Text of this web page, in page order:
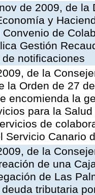
de 2009, de
y
de
Gestión
notificaciones
de la
la Orden de 27
encomienda la
para la
de
Servicio Canario
de la
de una
de Las
tributaria